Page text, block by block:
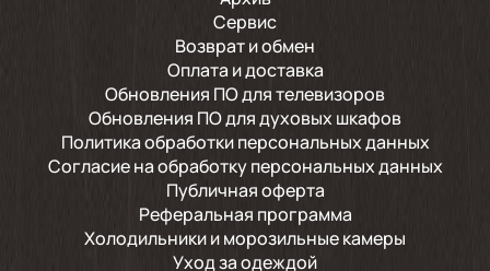
Сервис
Возврат и обмен
Оплата и доставка
Обновления ПО для телевизоров
Обновления ПО для духовых шкафов
Политика обработки персональных данных
Согласие на обработку персональных данных
Публичная оферта
Реферальная программа
Холодильники и морозильные камеры
Уход за одеждой